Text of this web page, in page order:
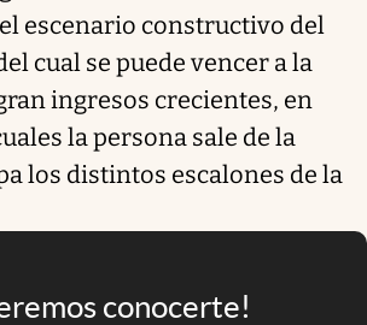
escenario constructivo del
cual se puede vencer a la
ingresos crecientes, en
la persona sale de la
los distintos escalones de la
conocerte!